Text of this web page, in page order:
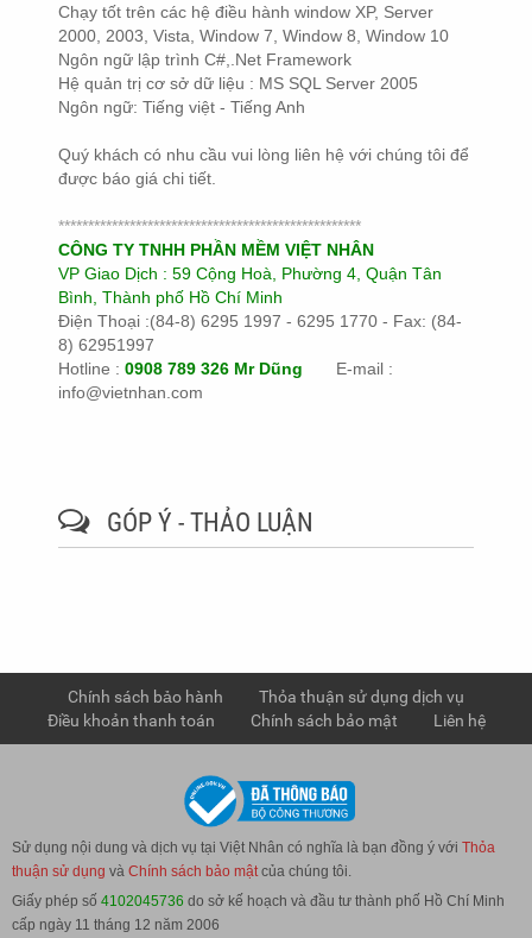
Chạy tốt trên các hệ điều hành window XP, Server
2000, 2003, Vista, Window 7, Window 8, Window 10
Ngôn ngữ lập trình C#,.Net Framework
Hệ quản trị cơ sở dữ liệu : MS SQL Server 2005
Ngôn ngữ: Tiếng việt - Tiếng Anh
Quý khách có nhu cầu vui lòng liên hệ với chúng tôi để
được báo giá chi tiết.
***************************************************
CÔNG TY TNHH PHẦN MỀM VIỆT NHÂN
VP Giao Dịch : 59 Cộng Hoà, Phường 4, Quận Tân
Bình, Thành phố Hồ Chí Minh
Điện Thoại :(84-8) 6295 1997 - 6295 1770 - Fax: (84-
8) 62951997
Hotline : 0908 789 326 Mr Dũng E-mail :
info@vietnhan.com
GÓP Ý - THẢO LUẬN
Chính sách bảo hành
Thỏa thuận sử dụng dịch vụ
Điều khoản thanh toán
Chính sách bảo mật Liên hệ
Sử dụng nội dung và dịch vụ tại Việt Nhân có nghĩa là bạn đồng ý với Thỏa
thuận sử dụng và Chính sách bảo mậtcủa chúng tôi.
Giấy phép số 4102045736 do sở kế hoạch và đầu tư thành phố Hồ Chí Minh
cấp ngày 11 tháng 12 năm 2006